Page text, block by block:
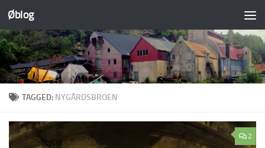
Skip to content
Øblog
TAGGED: NYGÅRDSBROEN
2